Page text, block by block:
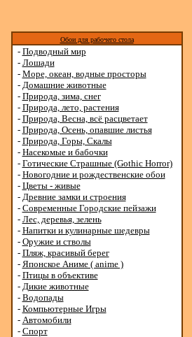
Обои для рабочего стола
- Подводный мир
- Лошади
- Море, океан, водные просторы
- Домашние животные
- Природа, зима, снег
- Природа, лето, растения
- Природа, Весна, всё расцветает
- Природа, Осень, опавшие листья
- Природа, Горы, Скалы
- Насекомые и бабочки
- Готические Страшные (Gothic Horror)
- Новогодние и рождественские обои
- Цветы - живые
- Древние замки и строения
- Современные Городские пейзажи
- Лес, деревья, зелень
- Напитки и кулинарные шедевры
- Оружие и стволы
- Пляж, красивый берег
- Японское Аниме ( anime )
- Птицы в объективе
- Дикие животные
- Водопады
- Компьютерные Игры
- Автомобили
- Спорт